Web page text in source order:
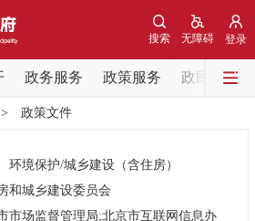
登录
无障碍
搜索
政务服务 政策服务 政民互动
国务院信息
会议信息 部门动态
政策文件
环境保护/城乡建设（含住房）
和城乡建设委员会
市场监督管理局;北京市互联网信息办